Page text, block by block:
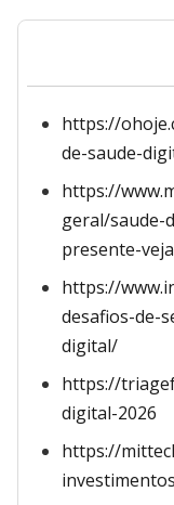
https://
de-saude-
https://
geral/saude-
presente-
https://
desafios-de-
digital/
https://
digital-2026
https://